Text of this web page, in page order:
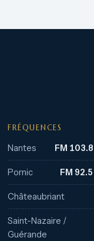
FRÉQUENCES
Nantes FM 103.8
Pornic FM 92.5
Châteaubriant
Saint-Nazaire /
Guérande